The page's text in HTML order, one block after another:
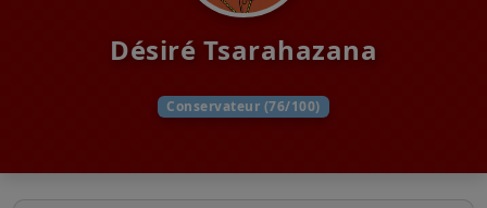
Désiré Tsarahazana
Conservateur (76/100)